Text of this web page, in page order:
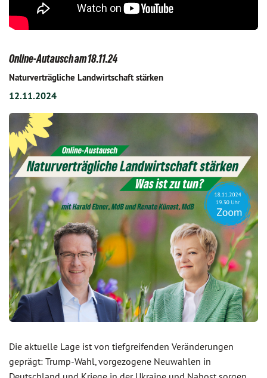
Online-Autausch am 18.11.24
Naturverträgliche Landwirtschaft stärken
12.11.2024
Die aktuelle Lage ist von tiefgreifenden Veränderungen
geprägt: Trump-Wahl, vorgezogene Neuwahlen in